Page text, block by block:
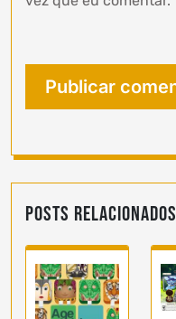
Posts Relacionados